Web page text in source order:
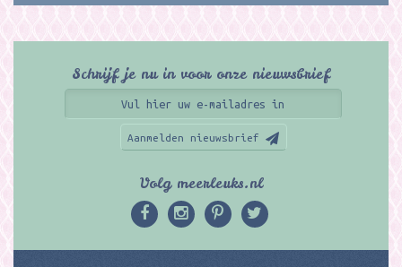
Schrijf je nu in voor onze nieuwsbrief
Aanmelden nieuwsbrief
Volg meerleuks.nl